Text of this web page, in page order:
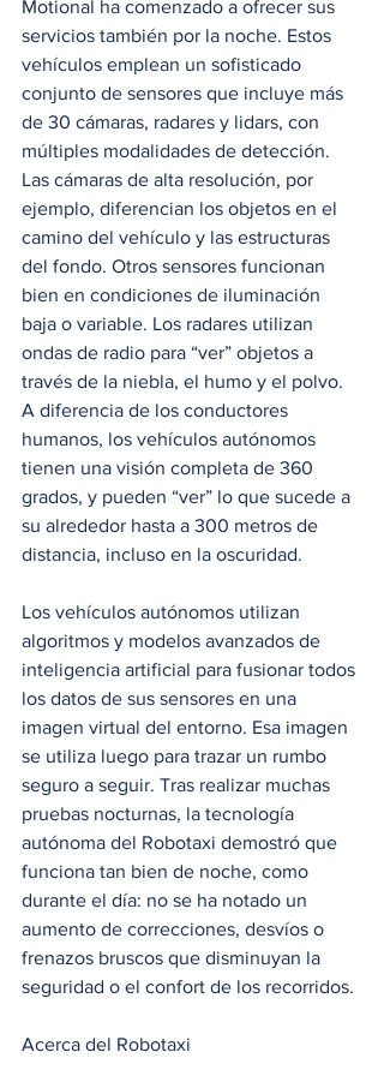
Motional ha comenzado a ofrecer sus
servicios también por la noche. Estos
vehículos emplean un sofisticado
conjunto de sensores que incluye más
de 30 cámaras, radares y lidars, con
múltiples modalidades de detección.
Las cámaras de alta resolución, por
ejemplo, diferencian los objetos en el
camino del vehículo y las estructuras
del fondo. Otros sensores funcionan
bien en condiciones de iluminación
baja o variable. Los radares utilizan
ondas de radio para “ver” objetos a
través de la niebla, el humo y el polvo.
A diferencia de los conductores
humanos, los vehículos autónomos
tienen una visión completa de 360 ​​
grados, y pueden “ver” lo que sucede a
su alrededor hasta a 300 metros de
distancia, incluso en la oscuridad.
Los vehículos autónomos utilizan
algoritmos y modelos avanzados de
inteligencia artificial para fusionar todos
los datos de sus sensores en una
imagen virtual del entorno. Esa imagen
se utiliza luego para trazar un rumbo
seguro a seguir. Tras realizar muchas
pruebas nocturnas, la tecnología
autónoma del Robotaxi demostró que
funciona tan bien de noche, como
durante el día: no se ha notado un
aumento de correcciones, desvíos o
frenazos bruscos que disminuyan la
seguridad o el confort de los recorridos.
Acerca del Robotaxi